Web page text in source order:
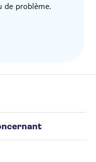
de problème.